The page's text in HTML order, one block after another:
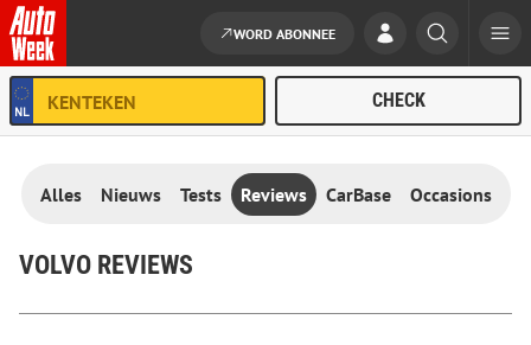
Ga naar de inhoud
WORD ABONNEE
Alles Nieuws Tests Reviews CarBase Occasions
VOLVO REVIEWS